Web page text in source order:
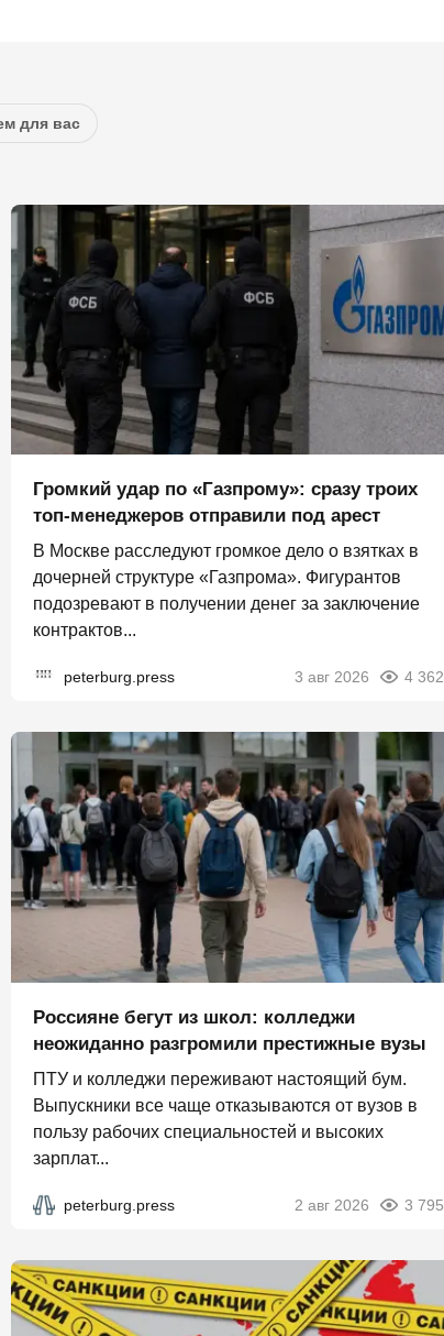
для вас
Громкий удар по «Газпрому»: сразу троих
топ-менеджеров отправили под арест
В Москве расследуют громкое дело о взятках в
дочерней структуре «Газпрома». Фигурантов
подозревают в получении денег за заключение
контрактов...
peterburg.press 3 авг 2026 4 362
Россияне бегут из школ: колледжи
неожиданно разгромили престижные вузы
ПТУ и колледжи переживают настоящий бум.
Выпускники все чаще отказываются от вузов в
пользу рабочих специальностей и высоких
зарплат...
peterburg.press 2 авг 2026 3 795